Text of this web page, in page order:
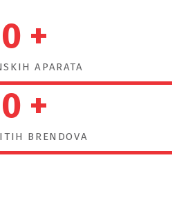
0 +
APARATA
0 +
BRENDOVA